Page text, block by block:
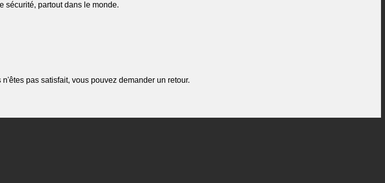
sécurité, partout dans le monde.
pas satisfait, vous pouvez demander un retour.